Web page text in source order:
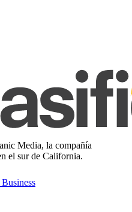
Media, la compañía
el sur de California.